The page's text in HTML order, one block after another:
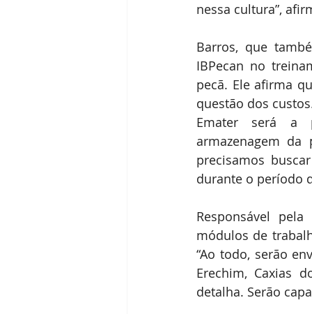
nessa cultura”,
Barros, que
IBPecan no
pecã. Ele afirma
questão dos
Emater será a
armazenagem
precisamos
durante o período
Responsável
módulos de
“Ao todo, serão
Erechim, Caxias
detalha. Serão